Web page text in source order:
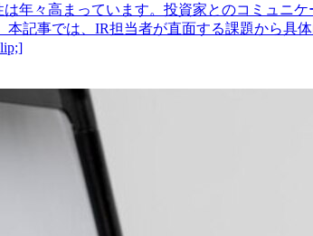
年々高まっています。投資家とのコミュニ
記事では、IR担当者が直面する課題から具